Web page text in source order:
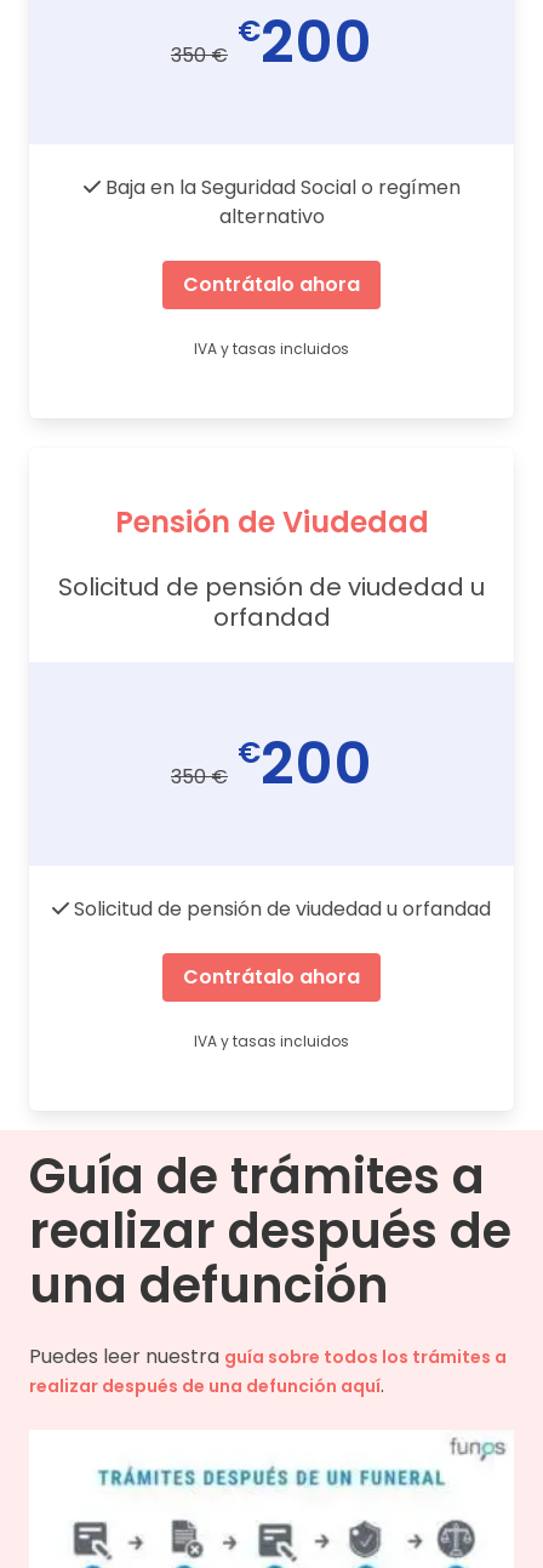
350 €
€200
Baja en la Seguridad Social o regímen
alternativo
Contrátalo ahora
IVA y tasas incluidos
Pensión de Viudedad
Solicitud de pensión de viudedad u
orfandad
350 €
€200
Solicitud de pensión de viudedad u orfandad
Contrátalo ahora
IVA y tasas incluidos
Guía de trámites a
realizar después de
una defunción
Puedes leer nuestra guía sobre todos los trámites a
realizar después de una defunción aquí.